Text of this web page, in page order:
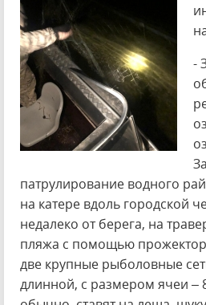
-
патрулирование водного
на катере вдоль городской
недалеко от берега, на
пляжа с помощью
две крупные рыболовные
длинной, с размером ячеи –